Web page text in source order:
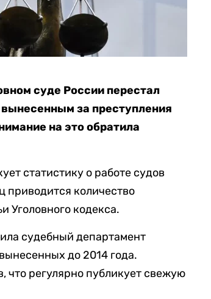
суде России перестал
за преступления
на это обратила
статистику о работе судов
приводится количество
Уголовного кодекса.
судебный департамент
до 2014 года.
что регулярно публикует свежую